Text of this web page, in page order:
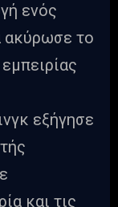
ενός
ακύρωσε το
εξήγησε
και τις